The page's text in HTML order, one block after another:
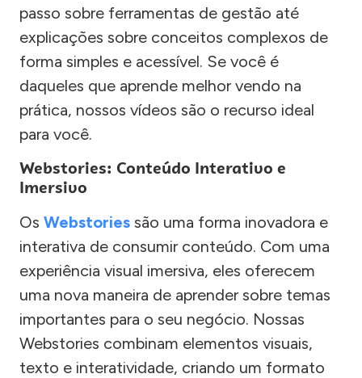
passo sobre ferramentas de gestão até
explicações sobre conceitos complexos de
forma simples e acessível. Se você é
daqueles que aprende melhor vendo na
prática, nossos vídeos são o recurso ideal
para você.
Webstories: Conteúdo Interativo e
Imersivo
Os Webstories são uma forma inovadora e
interativa de consumir conteúdo. Com uma
experiência visual imersiva, eles oferecem
uma nova maneira de aprender sobre temas
importantes para o seu negócio. Nossas
Webstories combinam elementos visuais,
texto e interatividade, criando um formato